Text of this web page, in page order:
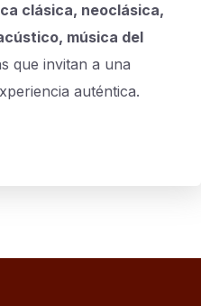
clásica, neoclásica,
música del
que invitan a una
auténtica.